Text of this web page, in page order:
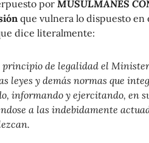
por MUSULMANES
que vulnera lo dispuesto en
dice literalmente:
principio de legalidad el
leyes y demás normas que
informando y ejercitando, en
a las indebidamente